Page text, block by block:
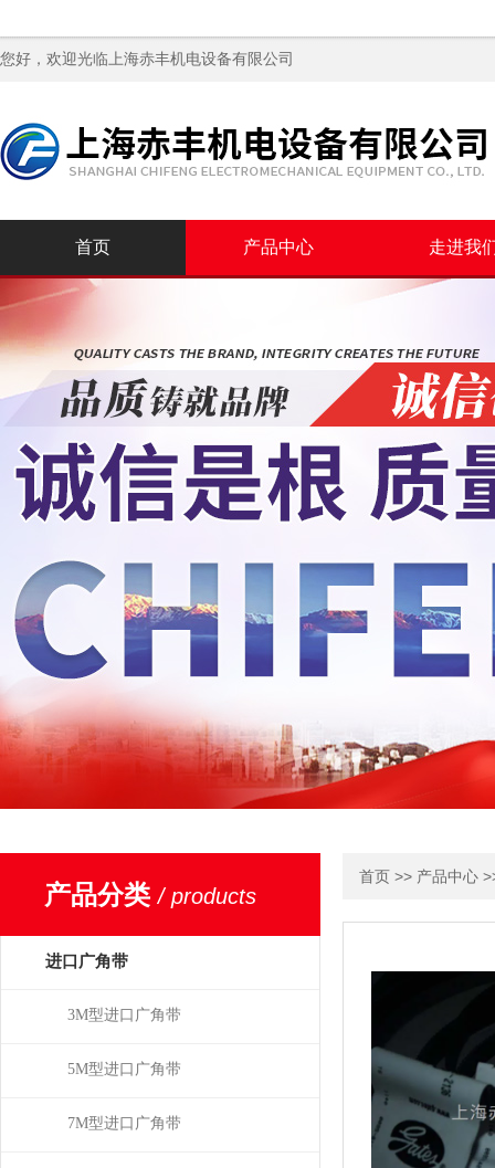
您好，欢迎光临上海赤丰机电设备有限公司
首页 产品中心 走进我
产品分类/ products
进口广角带
3M型进口广角带
5M型进口广角带
7M型进口广角带
首页 >> 产品中心